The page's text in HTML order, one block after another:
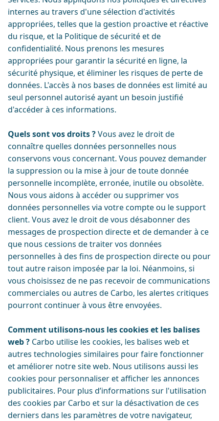
internes au travers d'une sélection d'activités
appropriées, telles que la gestion proactive et réactive
du risque, et la Politique de sécurité et de
confidentialité. Nous prenons les mesures
appropriées pour garantir la sécurité en ligne, la
sécurité physique, et éliminer les risques de perte de
données. L'accès à nos bases de données est limité au
seul personnel autorisé ayant un besoin justifié
d'accéder à ces informations.
Quels sont vos droits ?Vous avez le droit de
connaître quelles données personnelles nous
conservons vous concernant. Vous pouvez demander
la suppression ou la mise à jour de toute donnée
personnelle incomplète, erronée, inutile ou obsolète.
Nous vous aidons à accéder ou supprimer vos
données personnelles via votre compte ou le support
client. Vous avez le droit de vous désabonner des
messages de prospection directe et de demander à ce
que nous cessions de traiter vos données
personnelles à des fins de prospection directe ou pour
tout autre raison imposée par la loi. Néanmoins, si
vous choisissez de ne pas recevoir de communications
commerciales ou autres de Carbo, les alertes critiques
pourront continuer à vous être envoyées.
Comment utilisons-nous les cookies et les balises
web ? Carbo utilise les cookies, les balises web et
autres technologies similaires pour faire fonctionner
et améliorer notre site web. Nous utilisons aussi les
cookies pour personnaliser et afficher les annonces
publicitaires. Pour plus d’informations sur l'utilisation
des cookies par Carbo et sur la désactivation de ces
derniers dans les paramètres de votre navigateur,